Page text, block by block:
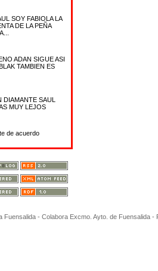
SOY FABIOLA LA
DE LA PEÑA
ADAN SIGUE ASI
TAMBIEN ES
DIAMANTE SAUL
MUY LEJOS
de acuerdo
Fuensalida - Colabora Excmo. Ayto. de Fuensalida